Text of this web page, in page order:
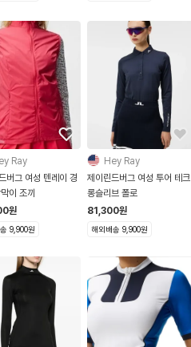
Ray
버그 여성 텐레이 경
이 조끼
원
9,900원
Hey Ray
제이린드버그 여성 투어 테크
롱슬리브 폴로
81,300원
해외배송 9,900원